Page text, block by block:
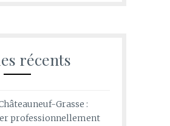
récents
Grasse :
professionnellement